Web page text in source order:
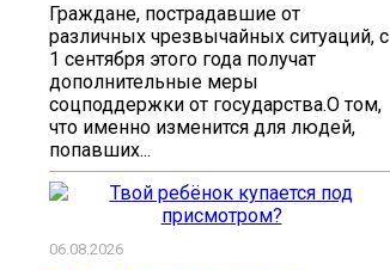
Граждане, пострадавшие от
различных чрезвычайных ситуаций, с
1 сентября этого года получат
дополнительные меры
соцподдержки от государства.О том,
что именно изменится для людей,
попавших...
06.08.2026